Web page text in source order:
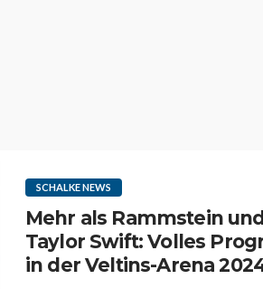
SCHALKE NEWS
Mehr als Rammstein
Taylor Swift: Volles
in der Veltins-Arena